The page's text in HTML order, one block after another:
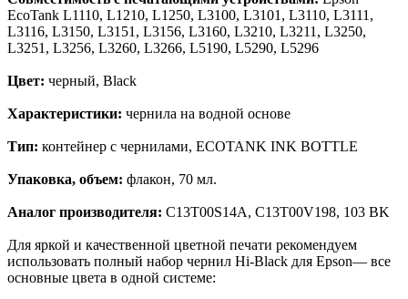
EcoTank L1110, L1210, L1250, L3100, L3101, L3110, L3111,
L3116, L3150, L3151, L3156, L3160, L3210, L3211, L3250,
L3251, L3256, L3260, L3266, L5190, L5290, L5296
Цвет: черный, Black
Характеристики: чернила на водной основе
Тип: контейнер с чернилами, ECOTANK INK BOTTLE
Упаковка, объем: флакон, 70 мл.
Аналог производителя: C13T00S14A, C13T00V198, 103 BK
Для яркой и качественной цветной печати рекомендуем
использовать полный набор чернил Hi-Black для Epson— все
основные цвета в одной системе: